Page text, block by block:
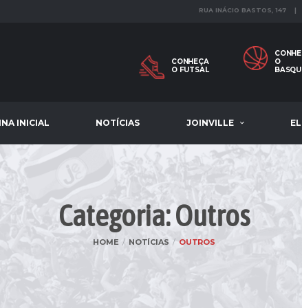
RUA INÁCIO BASTOS, 147
CONHEÇA
O FUTSAL
O
INICIAL NOTÍCIAS JOINVILLE
Categoria: Outros
HOME NOTÍCIAS OUTROS